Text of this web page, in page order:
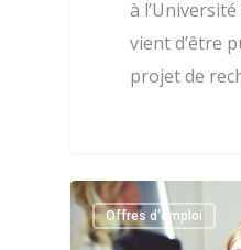
à
vient d’être
projet de
Offres d'emploi